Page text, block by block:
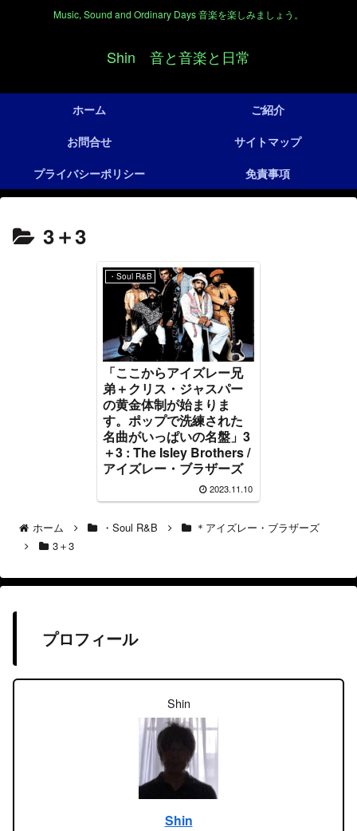
Music, Sound and Ordinary Days 音楽を楽しみましょう。
Shin 音と音楽と日常
ホーム
ご紹介
お問合せ
サイトマップ
プライバシーポリシー
免責事項
3＋3
・Soul R&B
「ここからアイズレー兄
弟＋クリス・ジャスパー
の黄金体制が始まりま
す。ポップで洗練された
名曲がいっぱいの名盤」3
＋3 : The Isley Brothers /
アイズレー・ブラザーズ
2023.11.10
ホーム ・Soul R&B
＊アイズレー・ブラザーズ
3＋3
プロフィール
Shin
Shin